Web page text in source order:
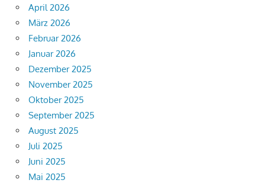
April 2026
März 2026
Februar 2026
Januar 2026
Dezember 2025
November 2025
Oktober 2025
September 2025
August 2025
Juli 2025
Juni 2025
Mai 2025